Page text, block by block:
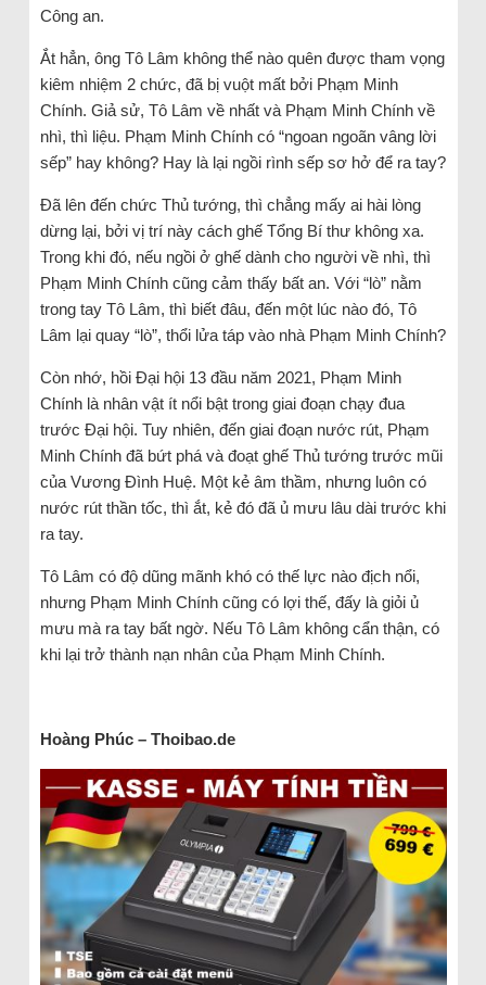
Công an.
Ắt hẳn, ông Tô Lâm không thể nào quên được tham vọng
kiêm nhiệm 2 chức, đã bị vuột mất bởi Phạm Minh
Chính. Giả sử, Tô Lâm về nhất và Phạm Minh Chính về
nhì, thì liệu. Phạm Minh Chính có “ngoan ngoãn vâng lời
sếp” hay không? Hay là lại ngồi rình sếp sơ hở để ra tay?
Đã lên đến chức Thủ tướng, thì chẳng mấy ai hài lòng
dừng lại, bởi vị trí này cách ghế Tổng Bí thư không xa.
Trong khi đó, nếu ngồi ở ghế dành cho người về nhì, thì
Phạm Minh Chính cũng cảm thấy bất an. Với “lò” nằm
trong tay Tô Lâm, thì biết đâu, đến một lúc nào đó, Tô
Lâm lại quay “lò”, thổi lửa táp vào nhà Phạm Minh Chính?
Còn nhớ, hồi Đại hội 13 đầu năm 2021, Phạm Minh
Chính là nhân vật ít nổi bật trong giai đoạn chạy đua
trước Đại hội. Tuy nhiên, đến giai đoạn nước rút, Phạm
Minh Chính đã bứt phá và đoạt ghế Thủ tướng trước mũi
của Vương Đình Huệ. Một kẻ âm thầm, nhưng luôn có
nước rút thần tốc, thì ắt, kẻ đó đã ủ mưu lâu dài trước khi
ra tay.
Tô Lâm có độ dũng mãnh khó có thế lực nào địch nổi,
nhưng Phạm Minh Chính cũng có lợi thế, đấy là giỏi ủ
mưu mà ra tay bất ngờ. Nếu Tô Lâm không cẩn thận, có
khi lại trở thành nạn nhân của Phạm Minh Chính.
Hoàng Phúc – Thoibao.de